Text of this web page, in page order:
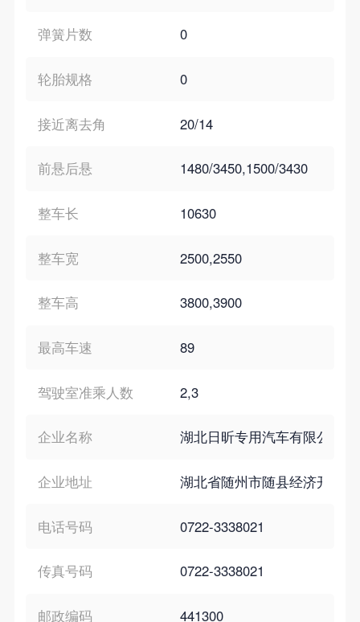
弹簧片数 0
轮胎规格 0
接近离去角 20/14
前悬后悬 1480/3450,1500/3430
整车长 10630
整车宽 2500,2550
整车高 3800,3900
最高车速 89
驾驶室准乘人数 2,3
企业名称 湖北日昕专用汽车有限公司
企业地址 湖北省随州市随县经济开发区
电话号码 0722-3338021
传真号码 0722-3338021
邮政编码 441300